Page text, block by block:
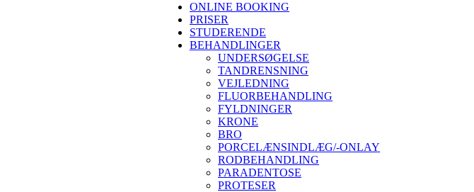
ONLINE BOOKING
PRISER
STUDERENDE
BEHANDLINGER
UNDERSØGELSE
TANDRENSNING
VEJLEDNING
FLUORBEHANDLING
FYLDNINGER
KRONE
BRO
PORCELÆNSINDLÆG/-ONLAY
RODBEHANDLING
PARADENTOSE
PROTESER